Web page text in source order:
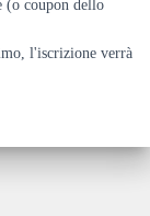
(o coupon dello
l'iscrizione verrà